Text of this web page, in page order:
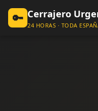
🔑 Cerrajero
24 HORAS · TODA